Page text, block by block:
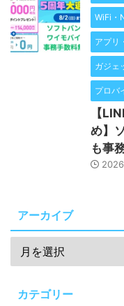
WiFi・
アプリ
ガジェ
プロバ
【
め】
も事
アーカイブ
カテゴリー